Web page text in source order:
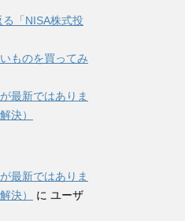
「NISA株式投
ものを買ってみ
最新ではありま
決）
最新ではありま
決）
に ユーザ